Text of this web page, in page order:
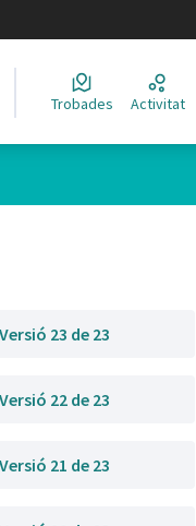
Trobades Activitat
Versió 23 de 23
Versió 22 de 23
Versió 21 de 23